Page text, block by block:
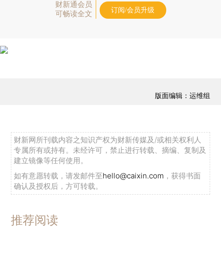
财新通会员
可畅读全文
订阅/会员升级
版面编辑：运维组
财新网所刊载内容之知识产权为财新传媒及/或相关权利人
专属所有或持有。未经许可，禁止进行转载、摘编、复制及
建立镜像等任何使用。
如有意愿转载，请发邮件至hello@caixin.com ，获得书面
确认及授权后，方可转载。
推荐阅读